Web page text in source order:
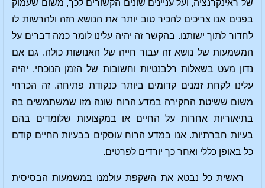
של ראינקרנציה, ועל עניינים שונים הקשורים לכך, משום שעמוק
בפנים אנו צריכים להכיר טוב יותר את הנושא הזה ולהרשות לו
לחדור לתוך ישותנו. בהקשר זה יהיה עלינו לומר כמה דברים על
המשמעות של נושא זה עבור חייה של האנושות כולה. גם אם
נדון מעט בשאלות רלבנטיות וחשובות של הזמן הנוכחי, יהיה
עלינו לקחת זמנים קדומים ביותר כנקודת פתיחה. זה הכרחי
משום ששיטת החקירה במדע הרוח שונה מזו שמשתמשים בה
בתיאוריות אחרות על החיים או במקצועות שלומדים בהם
בעיות חברתיות. אנו במדע הרוח עוסקים בבעיות החיים קודם
כל באופן כללי ואחר כך יורדים לפרטים.
ראשית כל נבטא את השקפת עולמנו במשמעות הבסיסית